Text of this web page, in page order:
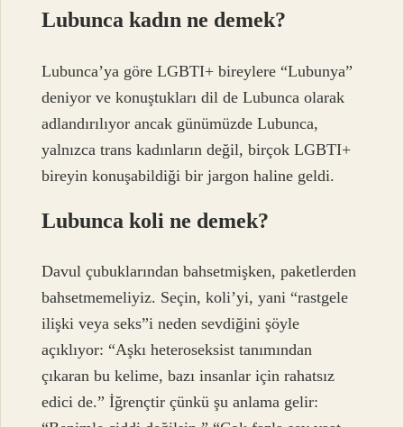
Lubunca kadın ne demek?
Lubunca’ya göre LGBTI+ bireylere “Lubunya”
deniyor ve konuştukları dil de Lubunca olarak
adlandırılıyor ancak günümüzde Lubunca,
yalnızca trans kadınların değil, birçok LGBTI+
bireyin konuşabildiği bir jargon haline geldi.
Lubunca koli ne demek?
Davul çubuklarından bahsetmişken, paketlerden
bahsetmemeliyiz. Seçin, koli’yi, yani “rastgele
ilişki veya seks”i neden sevdiğini şöyle
açıklıyor: “Aşkı heteroseksist tanımından
çıkaran bu kelime, bazı insanlar için rahatsız
edici de.” İğrençtir çünkü şu anlama gelir: